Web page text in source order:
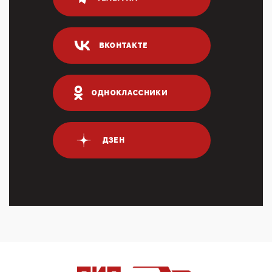
80% сирийцев в ФРГ должны вернуться на родину.
04:47, 10 Апреля 2026
ИНН для переводов по СБП это первый шаг из
логических двухЗаполнение ИНН при любых
переводах по ...
03:35, 10 Апреля 2026
Суммарное вознаграждение менеджменту в 15
крупных банках по итогам 2025 года превысило 63
03:01, 10 Апреля 2026
Террорист и убийца Буданов вальяжно сообщил,
что союзники просили Киев не наносить удары по
входМошенники активно пользуются аккаунтами на
ВКОНТАКТЕ
ОДНОКЛАССНИКИ
ДЗЕН